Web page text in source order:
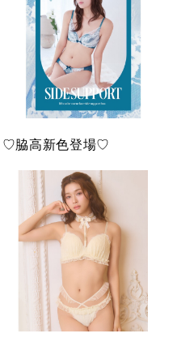
♡脇高新色登場♡